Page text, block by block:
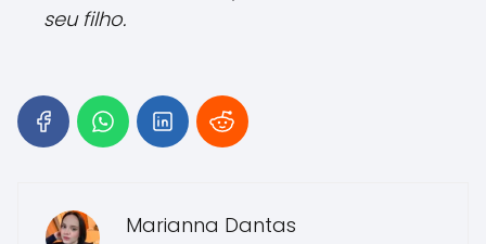
seu filho.
Marianna Dantas